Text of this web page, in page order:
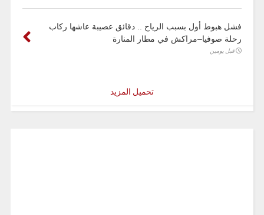
فشل هبوط أول بسبب الرياح .. دقائق عصيبة عاشها ركاب
رحلة صوفيا–مراكش في مطار المنارة
قبل يومين
تحميل المزيد